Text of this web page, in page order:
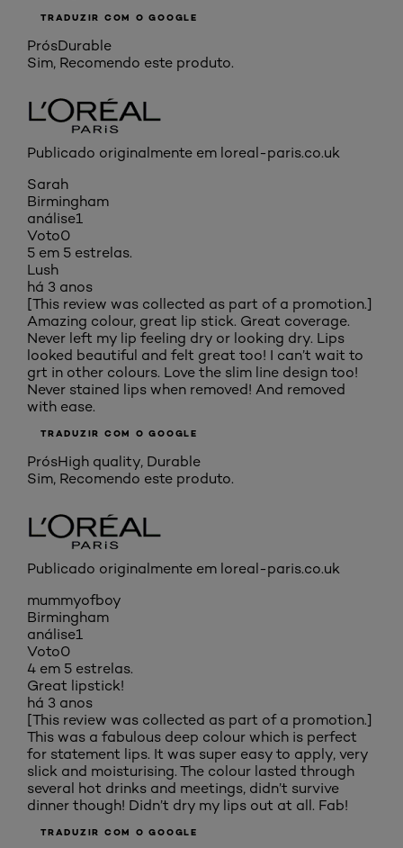
TRADUZIR COM O GOOGLE
PrósDurable
Sim, Recomendo este produto.
Publicado originalmente em loreal-paris.co.uk
Sarah
Birmingham
análise1
Voto0
5 em 5 estrelas.
Lush
há 3 anos
[This review was collected as part of a promotion.]
Amazing colour, great lip stick. Great coverage.
Never left my lip feeling dry or looking dry. Lips
looked beautiful and felt great too! I can’t wait to
grt in other colours. Love the slim line design too!
Never stained lips when removed! And removed
with ease.
TRADUZIR COM O GOOGLE
PrósHigh quality, Durable
Sim, Recomendo este produto.
Publicado originalmente em loreal-paris.co.uk
mummyofboy
Birmingham
análise1
Voto0
4 em 5 estrelas.
Great lipstick!
há 3 anos
[This review was collected as part of a promotion.]
This was a fabulous deep colour which is perfect
for statement lips. It was super easy to apply, very
slick and moisturising. The colour lasted through
several hot drinks and meetings, didn’t survive
dinner though! Didn’t dry my lips out at all. Fab!
TRADUZIR COM O GOOGLE